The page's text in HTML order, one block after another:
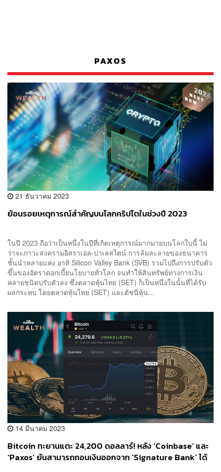
PAXOS
21 ธันวาคม 2023
ย้อนรอยเหตุการณ์สำคัญบนโลกคริปโตในช่วงปี 2023
ในปี 2023 ถือว่าเป็นหนึ่งในปีที่เกิดเหตุการณ์มากมายบนโลกใบนี้ ไม่
ว่าจะภาวะสงครามอิสราเอล-ปาเลสไตน์ การล้มละลายของธนาคาร
ชั้นนำหลายแห่ง อาทิ Silicon Valley Bank (SVB) รวมไปถึงการปรับตัว
ขึ้นของอัตราดอกเบี้ยนโยบายทั่วโลก จนทำให้สินทรัพย์ทางการเงิน
หลายชนิดปรับตัวลง ซึ่งตลาดหุ้นไทย (SET) ก็เป็นหนึ่งในนั้นที่ได้รับ
ผลกระทบ โดยตลาดหุ้นไทย (SET) และดัชนีหุ้น...
14 มีนาคม 2023
Bitcoin ทะยานแตะ 24,200 ดอลลาร์! หลัง ‘Coinbase’ และ
‘Paxos’ ยันสามารถถอนเงินออกจาก ‘Signature Bank’ ได้